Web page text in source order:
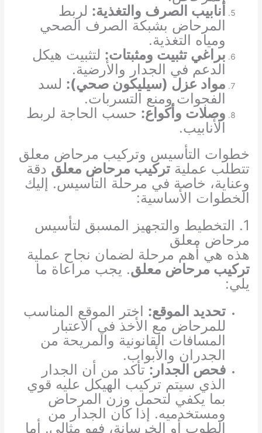
أنابيب الصرف والتغذية: لربط
المرحاض بشبكة الصرف الصحي
ومياه التغذية.
براغي تثبيت ومثبتات: لتثبيت هيكل
الدعم في الجدار والأرضية.
مواد عزل (سيليكون صحي): لسد
الفجوات ومنع التسربات.
وصلات وأكواع: حسب الحاجة لربط
الأنابيب.
خطوات التأسيس وتركيب مرحاض معلق
تتطلب عمليةتركيب مرحاض معلق دقة
وعناية، خاصة في مرحلة التأسيس. إليك
الخطوات الأساسية:
1. التخطيط والتجهيز المسبق لتأسيس
مرحاض معلق
هذه هي أهم مرحلة لضمان نجاح عملية
تركيب مرحاض معلق. يجب مراعاة ما
يلي:
تحديد الموقع: اختر الموقع المناسب
للمرحاض مع الأخذ في الاعتبار
المسافات القانونية والمريحة من
الجدران والأبواب.
فحص الجدار: تأكد من أن الجدار
الذي سيتم تركيب الهيكل عليه قوي
بما يكفي لتحمل وزن المرحاض
ومستخدميه. إذا كان الجدار من
الطوب أو الخرسانة، فهو مثالي. أما